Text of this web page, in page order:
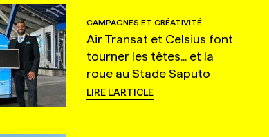
CAMPAGNES ET CRÉATIVITÉ
Air Transat et Celsius font
tourner les têtes... et la
roue au Stade Saputo
LIRE L'ARTICLE